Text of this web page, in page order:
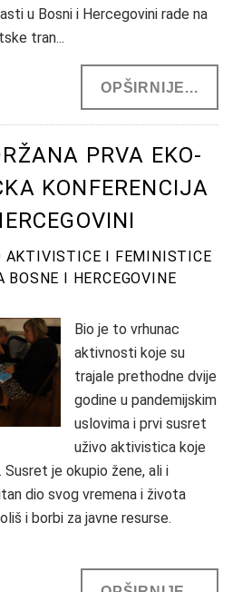
u Bosni i Hercegovini rade na
tran...
OPŠIRNIJE...
PRVA EKO-
KONFERENCIJA
AKTIVISTICE I FEMINISTICE
I HERCEGOVINE
Bio je to vrhunac
aktivnosti koje su
trajale prethodne dvije
godine u pandemijskim
uslovima i prvi susret
uživo aktivistica koje
je okupio žene, ali i
dio svog vremena i života
i borbi za javne resurse.